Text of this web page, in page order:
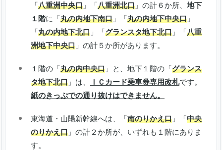
「八重洲中央口 」「八重洲北口 」の計６か所、 地下
１階に「丸の内地下南口 」「丸の内地下中央口 」
「丸の内地下北口 」「グランスタ地下北口 」「八重
洲地下中央口 」の計５か所があります。
１階の「丸の内中央口 」と、地下１階の「グランス
タ地下北口 」は、 ＩＣカード乗車券専用改札です。
紙のきっぷでの通り抜けはできません。
東海道・山陽新幹線へは、「南のりかえ口 」「中央
のりかえ口 」の計２か所が、いずれも１階にありま
す。